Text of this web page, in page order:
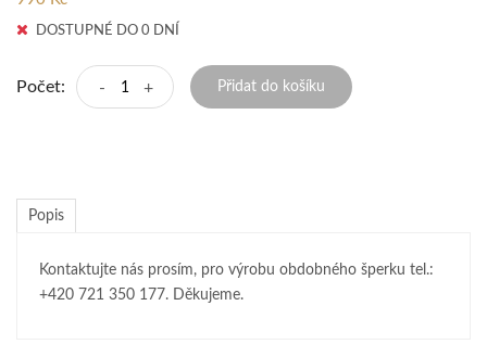
DOSTUPNÉ DO 0 DNÍ
Počet: - + Přidat do košíku
Popis
Kontaktujte nás prosím, pro výrobu obdobného šperku tel.:
+420 721 350 177. Děkujeme.